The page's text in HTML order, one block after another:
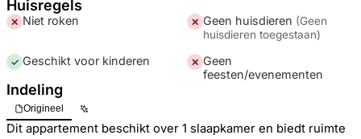
Huisregels
✕ Niet roken ✕ Geen huisdieren (Geen
huisdieren toegestaan)
✓ Geschikt voor kinderen ✕ Geen
feesten/evenementen
Indeling
Origineel
Dit appartement beschikt over 1 slaapkamer en biedt ruimte